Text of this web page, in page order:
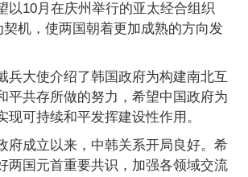
以10月在庆州举行的亚太经合组织
契机，使两国朝着更加成熟的方向发
兵大使介绍了韩国政府为构建南北互
平共存所做的努力，希望中国政府为
现可持续和平发挥建设性作用。
府成立以来，中韩关系开局良好。希
两国元首重要共识，加强各领域交流